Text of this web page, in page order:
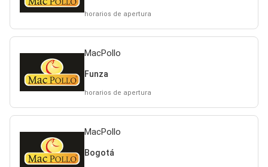
horarios de apertura
MacPollo
Funza
horarios de apertura
MacPollo
Bogotá